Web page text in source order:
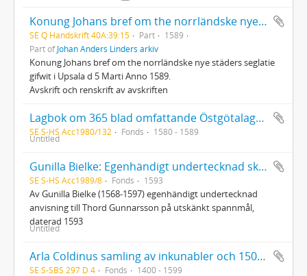
Konung Johans bref om the norrländske nye städers seglatie
SE Q Handskrift 40A:39:15 Part
1589
Part ofJohan Anders Linders arkiv
Konung Johans bref om the norrländske nye städers seglatie
gifwit i Upsala d 5 Marti Anno 1589.
Avskrift och renskrift av avskriften
Lagbok om 365 blad omfattande Östgötalagens kyrkobalk, Upplandslagens kyrkobalk, Kristoffers landslag, Magnus Erikssons stadslag, Konung Gustafs gårdsrätt, Erik Sparres inlaga om arvtak, Olaus Petris Domarregler med mera
SE S-HS Acc1980/132 Fonds 1580 - 1589
Untitled
Gunilla Bielke: Egenhändigt undertecknad skrivelse
SE S-HS Acc1989/8 Fonds 1593
Av Gunilla Bielke (1568-1597) egenhändigt undertecknad
anvisning till Thord Gunnarsson på utskänkt spannmål,
daterad 1593
Untitled
Arla Coldinus samling av inkunabler och 1500-talstryck
SE S-SBS 297 D 4 Fonds 1400 - 1599